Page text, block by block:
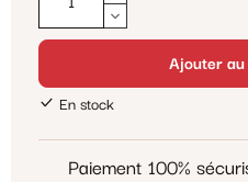
Ajouter au
En stock
Paiement 100%